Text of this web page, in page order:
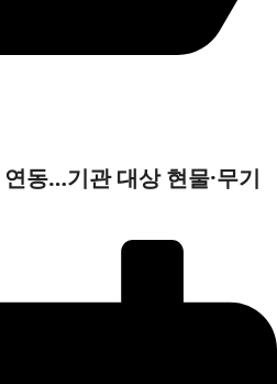
동…기관 대상 현물·무기